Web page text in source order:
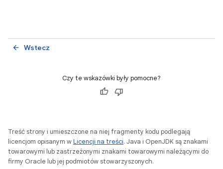
Wstecz
arrow_back
Czy te wskazówki były pomocne?
Treść strony i umieszczone na niej fragmenty kodu podlegają
licencjom opisanym wLicencji na treści. Java i OpenJDK są znakami
towarowymi lub zastrzeżonymi znakami towarowymi należącymi do
firmy Oracle lub jej podmiotów stowarzyszonych.